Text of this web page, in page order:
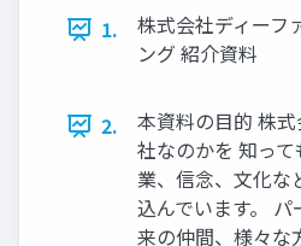
1.
株式会社ディーフ
ング 紹介資料
2.
本資料の目的 株
社なのかを 知っ
業、信念、文化な
込んでいます。
来の仲間、様々な